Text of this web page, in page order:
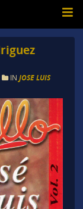
IN JOSE LUIS